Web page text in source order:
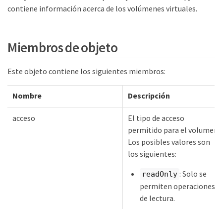
contiene información acerca de los volúmenes virtuales.
Miembros de objeto
Este objeto contiene los siguientes miembros:
Nombre Descripción
acceso
El tipo de acceso
permitido para el volumen.
Los posibles valores son
los siguientes:
readOnly : Solo se
permiten operaciones
de lectura.